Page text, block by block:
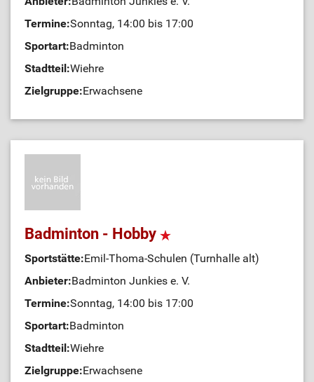
Termine:Sonntag, 14:00 bis 17:00
Sportart:Badminton
Stadtteil:Wiehre
Zielgruppe:Erwachsene
Badminton - Hobby
Sportstätte:Emil-Thoma-Schulen (Turnhalle alt)
Anbieter:Badminton Junkies e. V.
Termine:Sonntag, 14:00 bis 17:00
Sportart:Badminton
Stadtteil:Wiehre
Zielgruppe:Erwachsene